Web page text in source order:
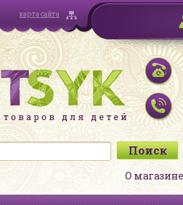
карта сайта
О магазине